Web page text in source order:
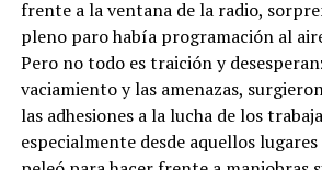
frente a la ventana de la radio,
pleno paro había programación al
Pero no todo es traición y
vaciamiento y las amenazas,
las adhesiones a la lucha de los
especialmente desde aquellos lugares